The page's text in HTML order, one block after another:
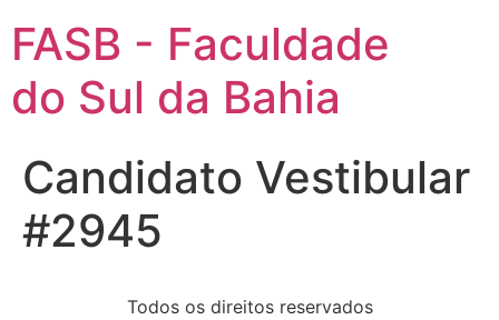
FASB - Faculdade
do Sul da Bahia
Candidato Vestibular
#2945
Todos os direitos reservados